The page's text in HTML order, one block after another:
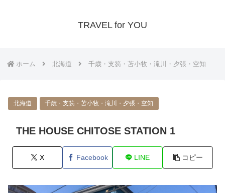
TRAVEL for YOU
ホーム 北海道 千歳・支笏・苫小牧・滝川・夕張・空知
北海道 千歳・支笏・苫小牧・滝川・夕張・空知
THE HOUSE CHITOSE STATION 1
X Facebook LINE コピー